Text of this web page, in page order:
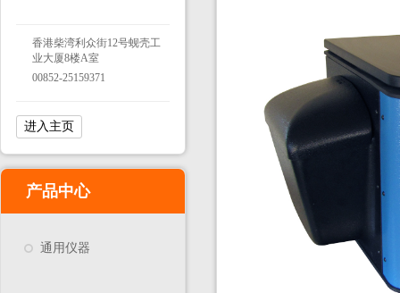
香港柴湾利众街12号蚬壳工
业大厦8楼A室
00852-25159371
进入主页
产品中心
通用仪器